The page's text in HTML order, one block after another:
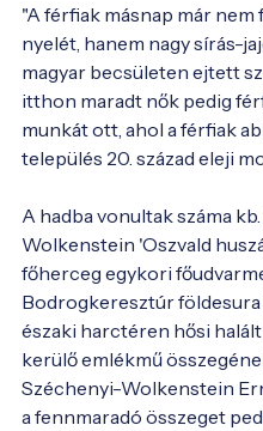
"A férfiak másnap már
nyelét, hanem nagy sírás-
magyar becsületen ejtett
itthon maradt nők pedig
munkát ott, ahol a férfiak
település 20. század eleji
A hadba vonultak száma
Wolkenstein 'Oszvald
főherceg egykori
Bodrogkeresztúr földesura
északi harctéren hősi
kerülő emlékmű
Széchenyi-Wolkenstein
a fennmaradó összeget